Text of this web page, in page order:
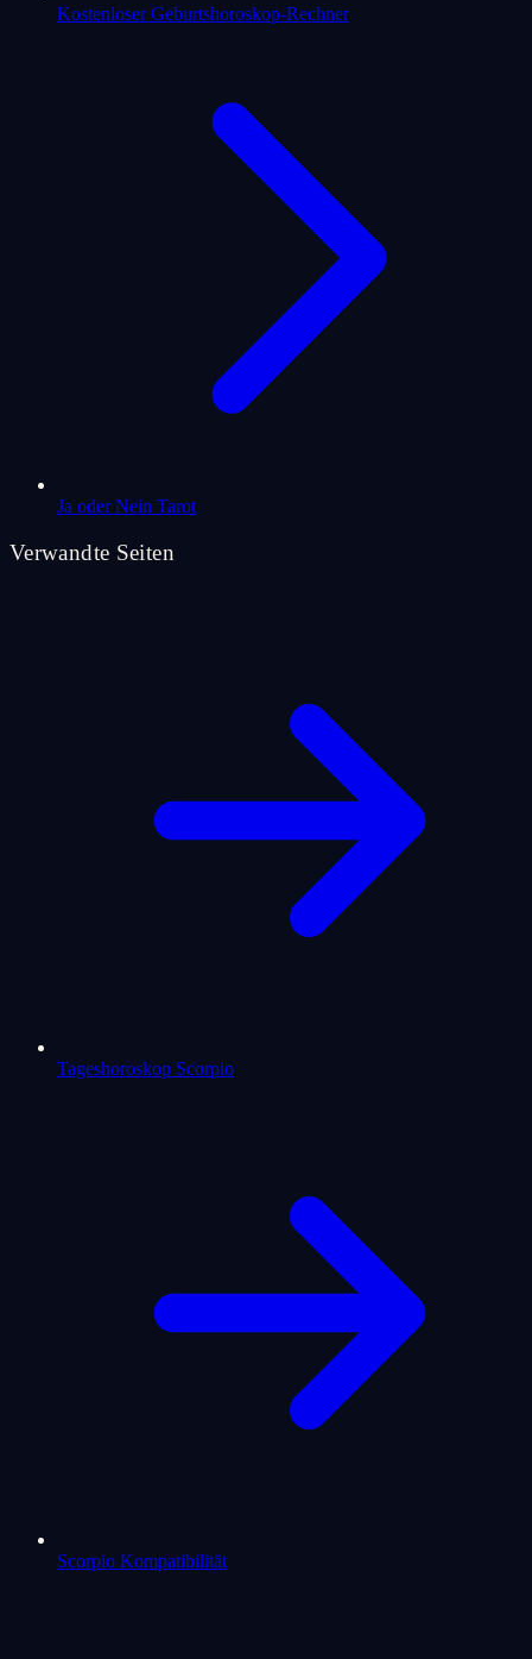
Kostenloser Geburtshoroskop-Rechner
Ja oder Nein Tarot
Verwandte Seiten
Tageshoroskop Scorpio
Scorpio Kompatibilität